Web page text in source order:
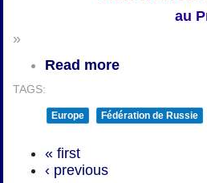
au
»
Read more
TAGS:
Europe Fédération de Russie
« first
‹ previous